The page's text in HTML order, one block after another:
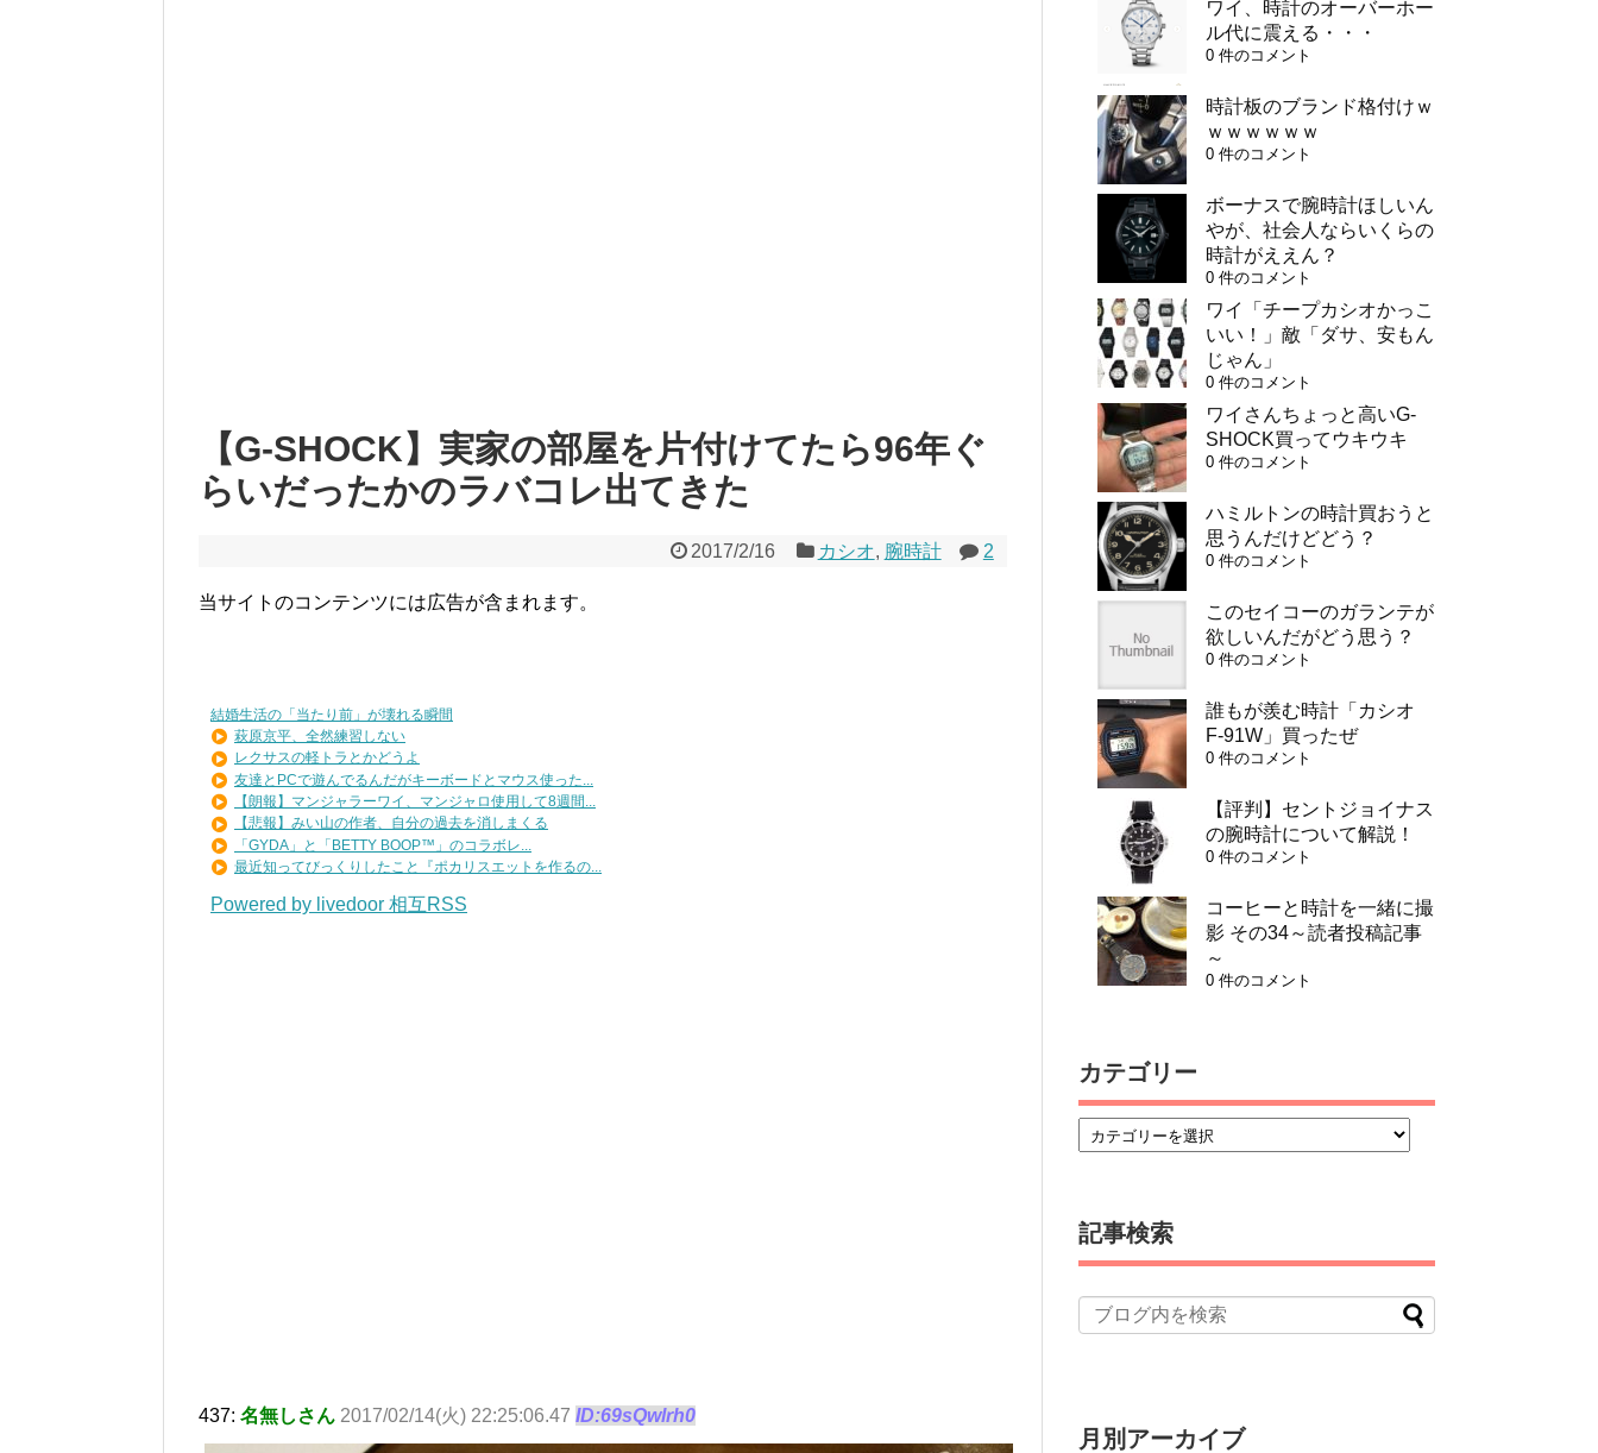
【G-SHOCK】実家の部屋を片付けてたら96年ぐ
らいだったかのラバコレ出てきた
2017/2/16 カシオ, 腕時計 2
当サイトのコンテンツには広告が含まれます。
結婚生活の「当たり前」が壊れる瞬間
萩原京平、全然練習しない
レクサスの軽トラとかどうよ
友達とPCで遊んでるんだがキーボードとマウス使った...
【朗報】マンジャラーワイ、マンジャロ使用して8週間...
【悲報】みい山の作者、自分の過去を消しまくる
「GYDA」と「BETTY BOOP™」のコラボレ...
最近知ってびっくりしたこと『ポカリスエットを作るの...
Powered by livedoor 相互RSS
437: 名無しさん 2017/02/14(火) 22:25:06.47 ID:69sQwlrh0
ワイ、時計のオーバーホー
ル代に震える・・・
0 件のコメント
時計板のブランド格付けｗ
ｗｗｗｗｗｗ
0 件のコメント
ボーナスで腕時計ほしいん
やが、社会人ならいくらの
時計がええん？
0 件のコメント
ワイ「チープカシオかっこ
いい！」敵「ダサ、安もん
じゃん」
0 件のコメント
ワイさんちょっと高いG-
SHOCK買ってウキウキ
0 件のコメント
ハミルトンの時計買おうと
思うんだけどどう？
0 件のコメント
このセイコーのガランテが
欲しいんだがどう思う？
0 件のコメント
誰もが羨む時計「カシオ
F-91W」買ったぜ
0 件のコメント
【評判】セントジョイナス
の腕時計について解説！
0 件のコメント
コーヒーと時計を一緒に撮
影 その34～読者投稿記事
～
0 件のコメント
カテゴリー
記事検索
月別アーカイブ